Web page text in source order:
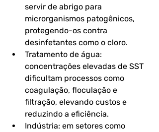
servir de abrigo para
microrganismos patogênicos,
protegendo-os contra
desinfetantes como o cloro.
Tratamento de água:
concentrações elevadas de SST
dificultam processos como
coagulação, floculação e
filtração, elevando custos e
reduzindo a eficiência.
Indústria: em setores como